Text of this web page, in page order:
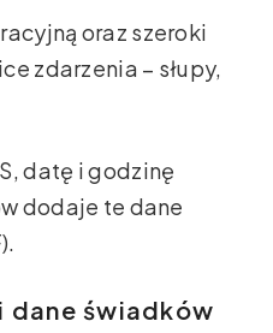
oraz szeroki
zdarzenia – słupy,
datę i godzinę
dodaje te dane
dane świadków